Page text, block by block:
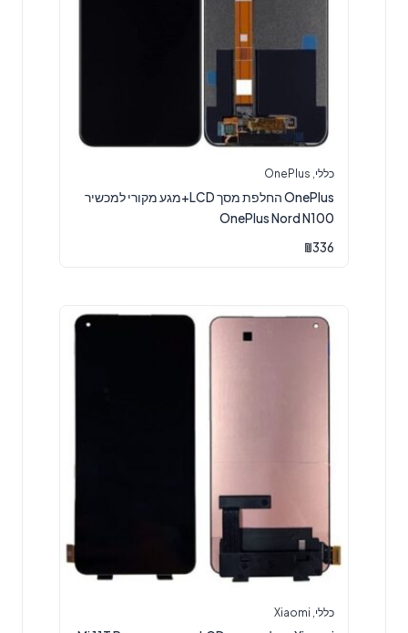
כללי OnePlus
OnePlus החלפת מסך LCD+מגע מקורי למכשיר
OnePlus Nord N100
₪336
כללי Xiaomi